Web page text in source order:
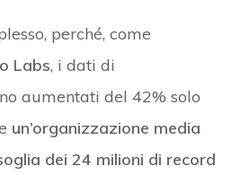
perché, come
Labs, i dati di
aumentati del 42% solo
un’organizzazione media
dei 24 milioni di record